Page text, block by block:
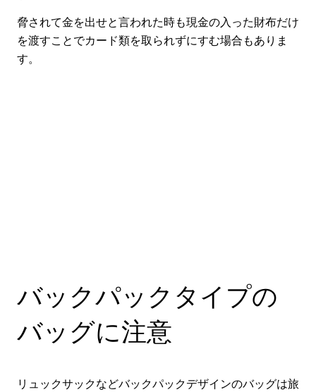
脅されて金を出せと言われた時も現金の入った財布だけ
を渡すことでカード類を取られずにすむ場合もありま
す。
バックパックタイプの
バッグに注意
リュックサックなどバックパックデザインのバッグは旅